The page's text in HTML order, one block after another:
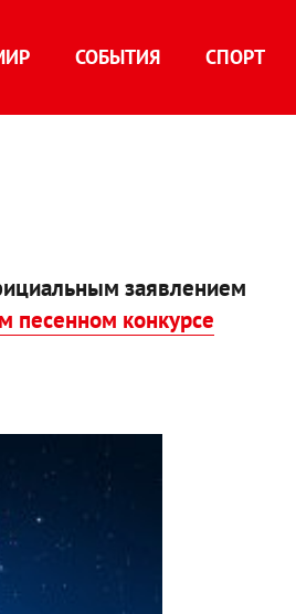
СОБЫТИЯ СПОРТ
заявлением
песенном конкурсе